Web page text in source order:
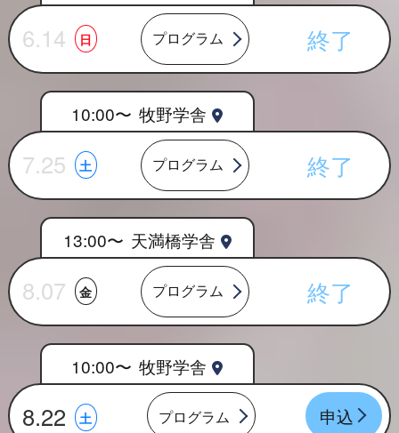
6.14 日 プログラム 終了
7.25 土
10:00〜 牧野学舎
プログラム 終了
8.07 金
13:00〜 天満橋学舎
プログラム 終了
8.22 土
10:00〜 牧野学舎
プログラム 申込